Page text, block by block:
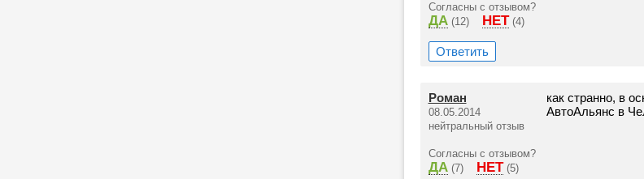
Согласны с отзывом?
ДА (12) НЕТ (4)
Ответить
Роман
08.05.2014
нейтральный отзыв
Согласны с отзывом?
ДА (7) НЕТ (5)
как странно, в
АвтоАльянс в